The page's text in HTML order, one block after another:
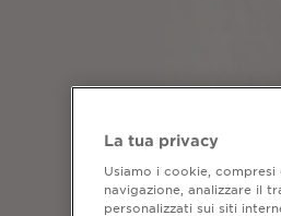
La tua privacy
Usiamo i cookie,
navigazione, analizzare il
personalizzati sui siti